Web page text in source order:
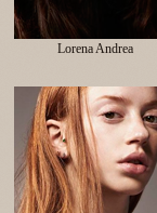
Lorena Andrea